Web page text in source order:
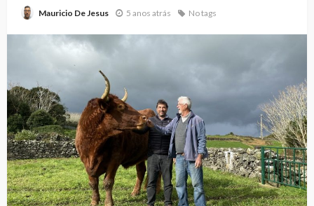
Mauricio De Jesus 5 anos atrás No tags